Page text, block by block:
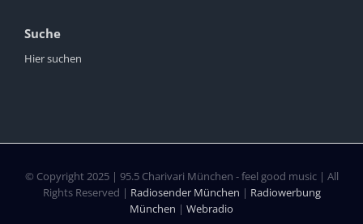
Suche
Hier suchen
© Copyright 2025 | 95.5 Charivari München - feel good music | All
Rights Reserved | Radiosender München | Radiowerbung
München | Webradio